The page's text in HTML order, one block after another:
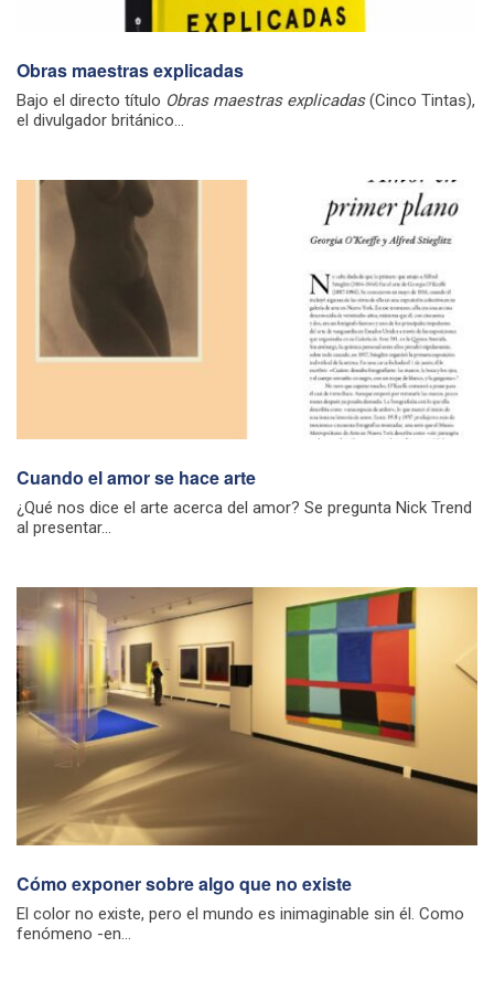
Obras maestras explicadas
Bajo el directo título Obras maestras explicadas(Cinco Tintas),
el divulgador británico...
Cuando el amor se hace arte
¿Qué nos dice el arte acerca del amor? Se pregunta Nick Trend
al presentar...
Cómo exponer sobre algo que no existe
El color no existe, pero el mundo es inimaginable sin él. Como
fenómeno -en...